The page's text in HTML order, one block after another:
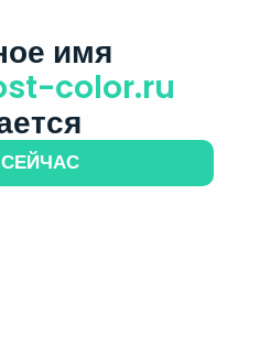
имя
color.ru